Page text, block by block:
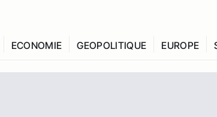
ECONOMIE GEOPOLITIQUE EUROPE